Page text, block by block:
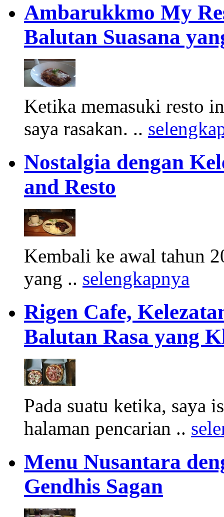
Ambarukkmo My
Balutan Suasana
Ketika memasuki resto
saya rasakan. ..
Nostalgia dengan
and Resto
Kembali ke awal tahun
yang .. selengkapnya
Rigen Cafe,
Balutan Rasa yang
Pada suatu ketika, saya
halaman pencarian ..
Menu Nusantara
Gendhis Sagan